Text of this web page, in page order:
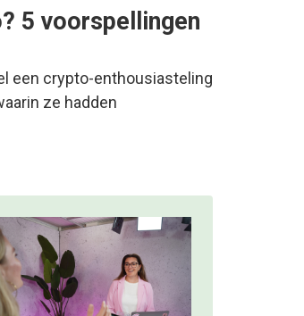
5 voorspellingen
een crypto-enthousiasteling
ze hadden